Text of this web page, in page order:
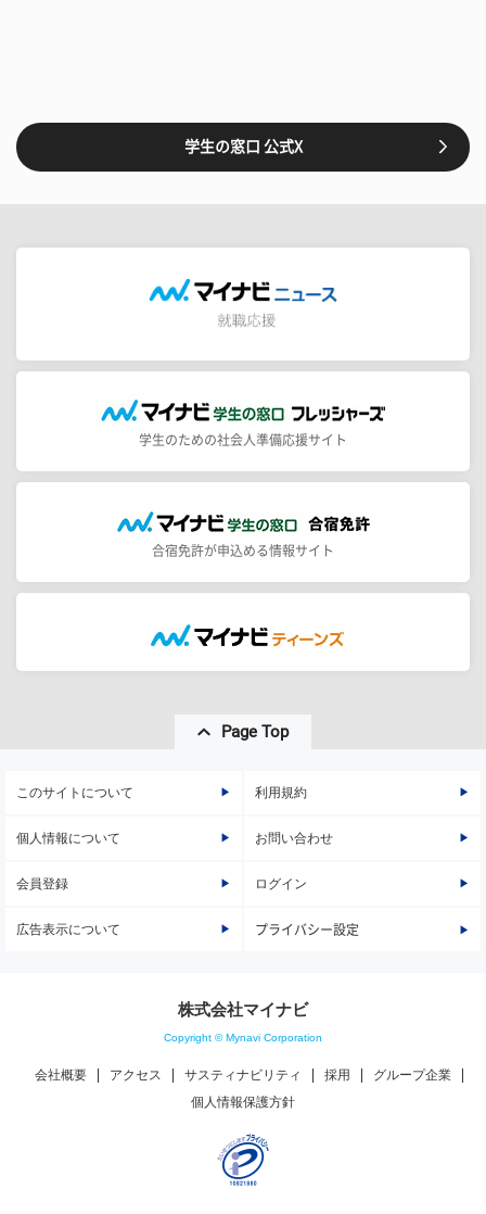
学生の窓口 公式X
学生のための社会人準備応援サイト
合宿免許が申込める情報サイト
Page Top
このサイトについて 利用規約
個人情報について お問い合わせ
会員登録 ログイン
広告表示について プライバシー設定
株式会社マイナビ
Copyright © Mynavi Corporation
会社概要 アクセス サスティナビリティ 採用
グループ企業
個人情報保護方針